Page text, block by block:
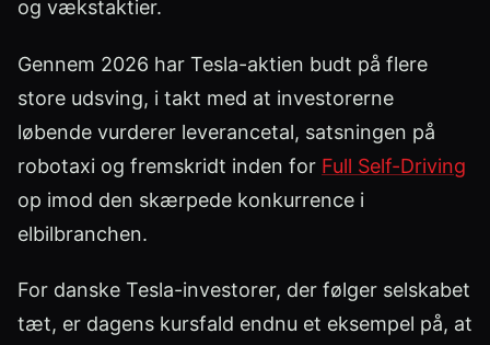
og vækstaktier.
Gennem 2026 har Tesla-aktien budt på flere
store udsving, i takt med at investorerne
løbende vurderer leverancetal, satsningen på
robotaxi og fremskridt inden for Full Self-Driving
op imod den skærpede konkurrence i
elbilbranchen.
For danske Tesla-investorer, der følger selskabet
tæt, er dagens kursfald endnu et eksempel på, at